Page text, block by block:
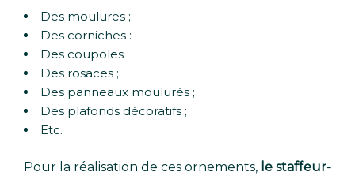
Des moulures ;
Des corniches :
Des coupoles ;
Des rosaces ;
Des panneaux moulurés ;
Des plafonds décoratifs ;
Etc.
Pour la réalisation de ces ornements, le staffeur-